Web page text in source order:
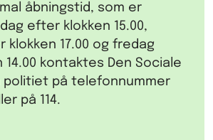
åbningstid, som er
efter klokken 15.00,
17.00 og fredag
kontaktes Den Sociale
politiet på telefonnummer
på 114.